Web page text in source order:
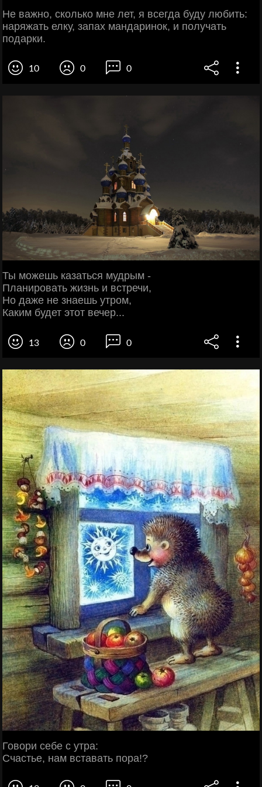
Не важно, сколько мне лет, я всегда буду любить:
наряжать елку, запах мандаринок, и получать
подарки.
10 0 0
Ты можешь казаться мудрым -
Планировать жизнь и встречи,
Но даже не знаешь утром,
Каким будет этот вечер...
13 0 0
Говори себе с утра:
Счастье, нам вставать пора!?